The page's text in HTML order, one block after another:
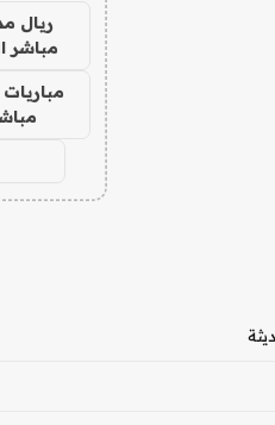
ريال
مباشر
مباريات